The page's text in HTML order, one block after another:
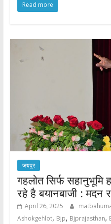
Read more
जयपुर
गहलोत सिर्फ
रहे है बयानबाजी : मदन
April 26, 2025
Ashokgehlot, Bjp, Bjprajasthan,